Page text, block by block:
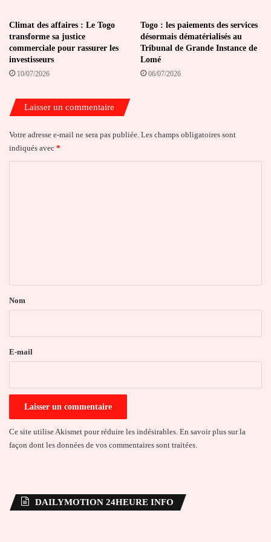
Climat des affaires : Le Togo
transforme sa justice
commerciale pour rassurer les
investisseurs
10/07/2026
Togo : les paiements des services
désormais dématérialisés au
Tribunal de Grande Instance de
Lomé
06/07/2026
Laisser un commentaire
Votre adresse e-mail ne sera pas publiée. Les champs obligatoires sont
indiqués avec *
a
e
Nom
E-mail
Ce site utilise Akismet pour réduire les indésirables. En savoir plus sur la
façon dont les données de vos commentaires sont traitées.
DAILYMOTION 24HEURE INFO